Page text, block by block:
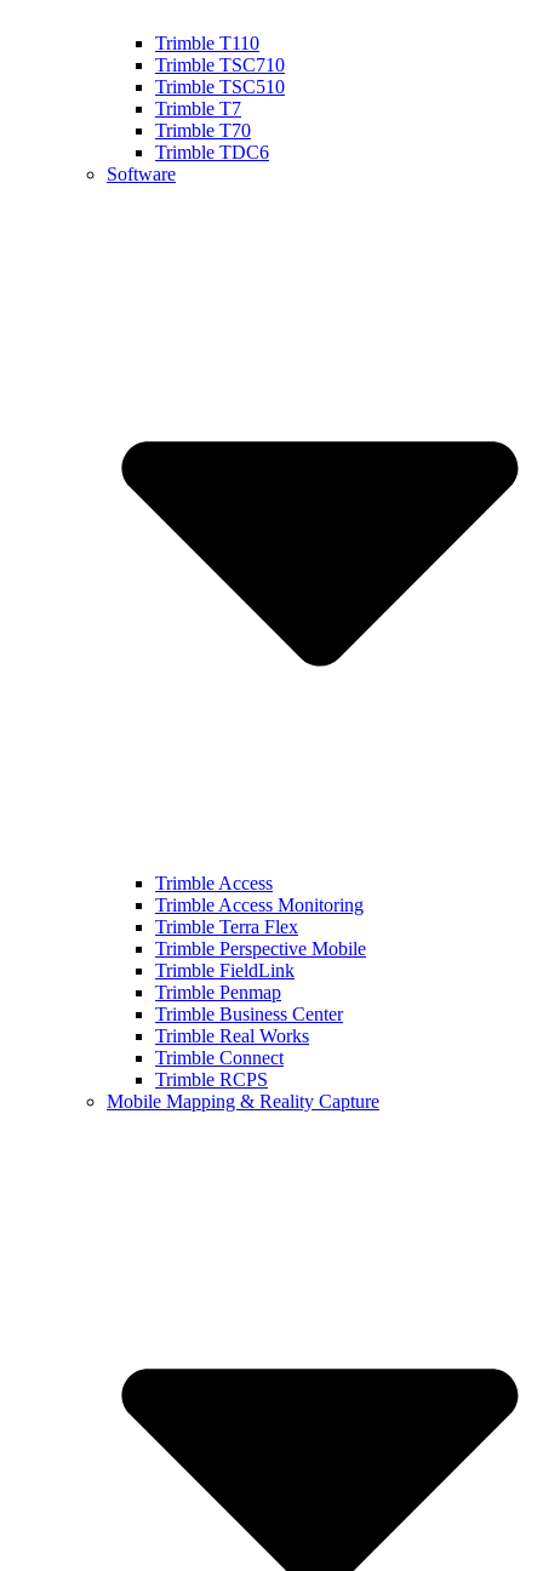
Trimble T110
Trimble TSC710
Trimble TSC510
Trimble T7
Trimble T70
Trimble TDC6
Software
Trimble Access
Trimble Access Monitoring
Trimble Terra Flex
Trimble Perspective Mobile
Trimble FieldLink
Trimble Penmap
Trimble Business Center
Trimble Real Works
Trimble Connect
Trimble RCPS
Mobile Mapping & Reality Capture